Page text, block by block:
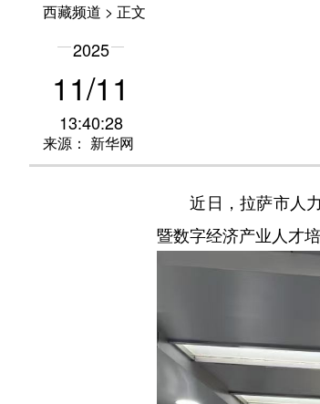
西藏频道 > 正文
2025
11/11
13:40:28
来源： 新华网
近日，拉萨市人力
暨数字经济产业人才